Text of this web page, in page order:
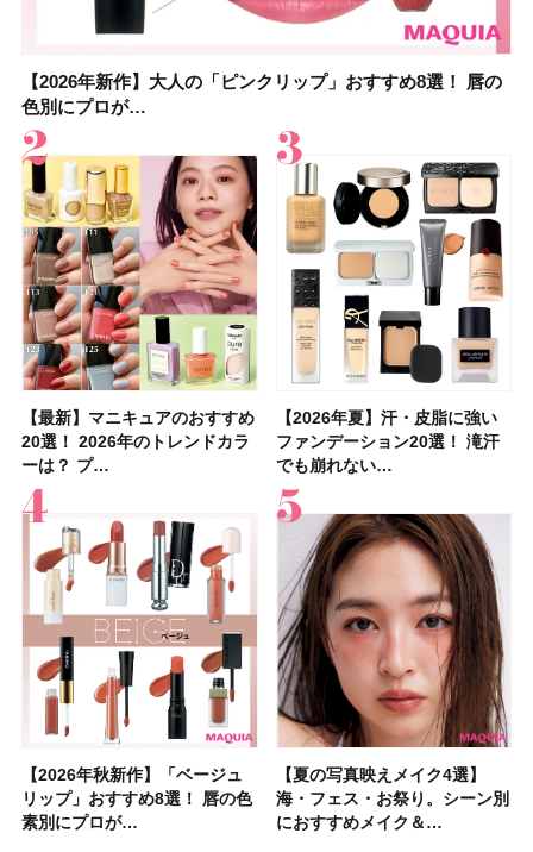
【2026年新作】大人の「ピンクリップ」おすすめ8選！ 唇の
色別にプロが…
【最新】マニキュアのおすすめ
20選！ 2026年のトレンドカラ
ーは？ プ…
【2026年夏】汗・皮脂に強い
ファンデーション20選！ 滝汗
でも崩れない…
【2026年秋新作】「ベージュ
リップ」おすすめ8選！ 唇の色
素別にプロが…
【夏の写真映えメイク4選】
海・フェス・お祭り。シーン別
におすすめメイク＆…
【上田竜也さんのマイベストコスメ５選】大人になって開眼
したからこそ愛が深…
【石井美保さん】おすすめの
「ブライトニング」11選！ ス
キンケアからサプ…
【クリスマスコフレ2026】ク
リニークのホリデーコフレを一
挙紹介！ 人気…
【2026夏】「シートマスク・
パック」ランキングTOP5！＜
マキアビュー…
【2026夏】「洗顔料」ランキ
ングTOP5！＜マキアビューテ
ィーズが投票…
【2026年新作】大人の「ピンクリップ」おすすめ8選！ 唇の
色別にプロが…
【最新】マニキュアのおすすめ
20選！ 2026年のトレンドカラ
ーは？ プ…
【2026年夏】汗・皮脂に強い
ファンデーション20選！ 滝汗
でも崩れない…
【2026年秋新作】「ベージュ
リップ」おすすめ8選！ 唇の色
素別にプロが…
【夏の写真映えメイク4選】
海・フェス・お祭り。シーン別
におすすめメイク＆…
【2026夏】「香水・フレグランス」ランキングTOP5！＜美
容マニア・マ…
【2026年】ボディ用日焼け止
めUVのおすすめ20選！ この夏
注目の人気…
【2026夏】「リップケア」ラ
ンキングTOP5！＜美容マニア
集団・マキア…
【ニベア】美容液リップクリー
ム＆ボディスクラブが新登場！
大人気の色付き…
【石井美保さん・50歳のボディ
ケア愛用品16選】首・手・バス
トのパーツケ…
【2026年最新】ダイエットや腸活におすすめの食品・ドリン
ク6選！ 美活…
【2026夏】「歯磨き粉・オー
ラルケア」ランキングTOP5！
＜美容マニア…
【板野友美さんの美活】「最
近、下の歯の矯正を再開したん
です」オーラルケア…
【2026夏】「インナーケア・
サプリ」ランキングTOP5！＜
美容マニア集…
【石井美保さんのおすすめお菓
子＆お茶10選】手土産にもぴっ
たり
【2026年夏】40代におすすめの髪型30選！ 若く見える・手
入れが楽な…
【2026年夏】おすすめの髪型
36選！ショート・ボブ・ミディ
アム・ロング…
【2026年夏】小顔に見えるボ
ブの髪型37選！ レイヤー・切
りっぱなしな…
【最新】髪のうねり・広がり・
くせ毛におすすめのシャンプー
17選
【2026年夏】透明感カラーの
髪色おすすめ20選！ ブリーチ
あり・なし別…
【フォロー＆いいねで当たる】中国割烹旅館 掬水亭の宿泊券
を1組2名様にプ…
【鈴木えみさんの愛用品30選】
コスメ・スキンケア・ヘアケア
etc.お気に…
【無印良品】スキンケア×衣料
素材の最強タッグで実現！ 着
るだけで保湿でき…
【2026年8月の一粒万倍日】お
すすめの開運コスメ＆美容アイ
テム10選！
【読者プレゼント】羽の見えな
いハンディファン
「baramood」を3名様…
【セザンヌ】8/7新色追加！「ウォータリーティントリップ
」10モモピュ…
【ルナソルアイシャドウ】アイ
カラーレーションN新色・限定
色をイエベ・ブ…
【セザンヌ】「ブライトカラー
シーラー」新色グリーンが8/7
に発売｜既存色…
【ジョー マローン ロンドン】
大人気フレグランス「ウッド
セージ ＆ シ…
先行販売でゲット🧡LUNASOL
アイカラーレーションN 23
Rosy…